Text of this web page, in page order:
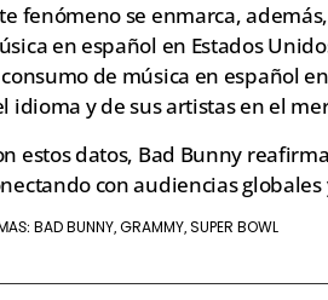
fenómeno se enmarca,
en español en Estados
de música en español
idioma y de sus artistas en el
estos datos, Bad Bunny
con audiencias
BAD BUNNY, GRAMMY, SUPER BOWL